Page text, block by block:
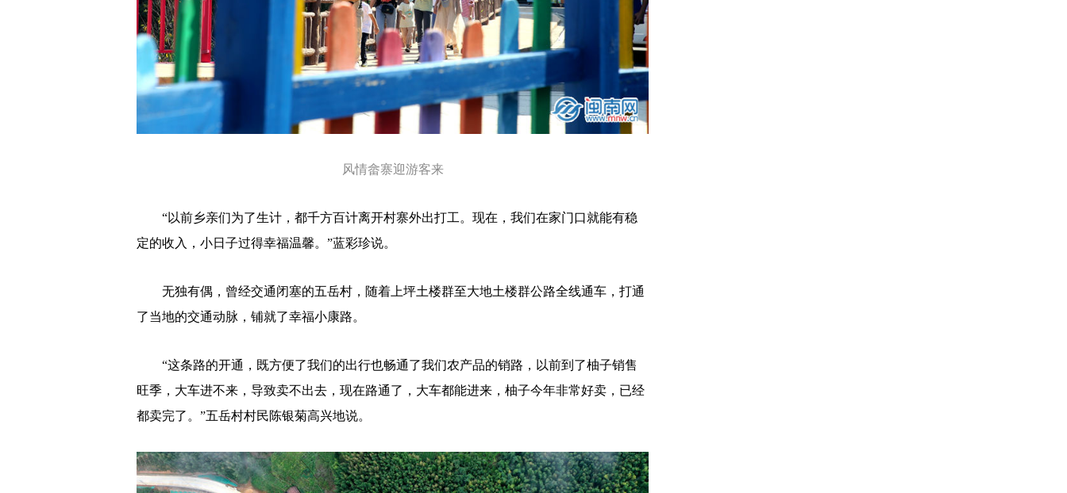
风情畲寨迎游客来
“以前乡亲们为了生计，都千方百计离开村寨外出打工。现在，我们在家门口就能有稳
定的收入，小日子过得幸福温馨。”蓝彩珍说。
无独有偶，曾经交通闭塞的五岳村，随着上坪土楼群至大地土楼群公路全线通车，打通
了当地的交通动脉，铺就了幸福小康路。
“这条路的开通，既方便了我们的出行也畅通了我们农产品的销路，以前到了柚子销售
旺季，大车进不来，导致卖不出去，现在路通了，大车都能进来，柚子今年非常好卖，已经
都卖完了。”五岳村村民陈银菊高兴地说。